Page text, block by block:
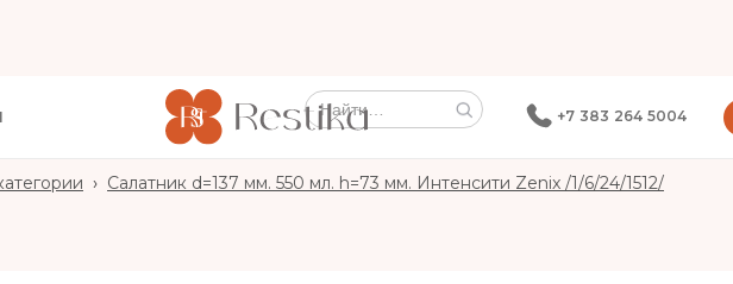
+7 383 264 5004
› Салатник d=137 мм. 550 мл. h=73 мм. Интенсити Zenix /1/6/24/1512/